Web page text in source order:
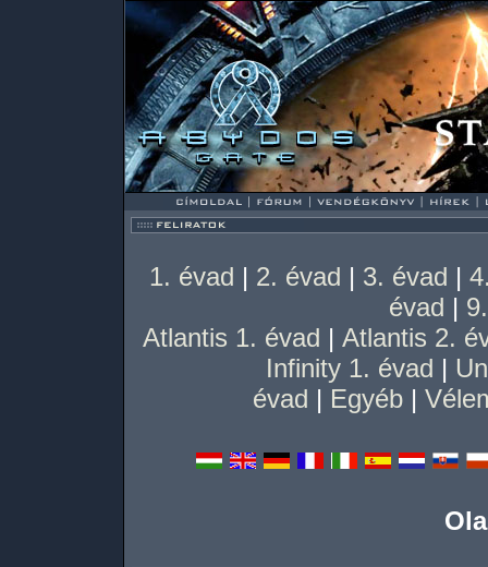
1. évad | 2. évad | 3. évad |
évad |
Atlantis 1. évad | Atlantis 2.
Infinity 1. évad |
évad | Egyéb |